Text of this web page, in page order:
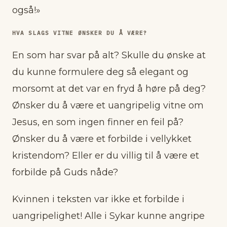
også!»
HVA SLAGS VITNE ØNSKER DU Å VÆRE?
En som har svar på alt? Skulle du ønske at
du kunne formulere deg så elegant og
morsomt at det var en fryd å høre på deg?
Ønsker du å være et uangripelig vitne om
Jesus, en som ingen finner en feil på?
Ønsker du å være et forbilde i vellykket
kristendom? Eller er du villig til å være et
forbilde på Guds nåde?
Kvinnen i teksten var ikke et forbilde i
uangripelighet! Alle i Sykar kunne angripe